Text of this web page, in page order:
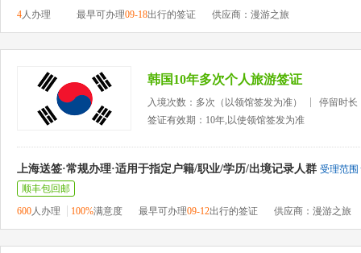
4人办理 最早可办理09-18出行的签证 供应商：漫游之旅
韩国10年多次个人旅游签证
入境次数：多次（以领馆签发为准）
停留时长
签证有效期：10年,以使领馆签发为准
上海送签·常规办理·适用于指定户籍/职业/学历/出境记录人群 受理范围
顺丰包回邮
600人办理 100%满意度 最早可办理09-12出行的签证 供应商：漫游之旅